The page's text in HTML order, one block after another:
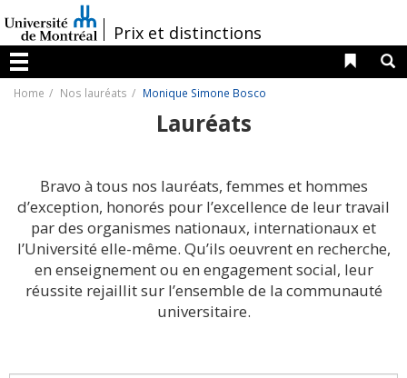
au
contenu
/Prix et distinctions
Menu
Liens
Home Nos lauréats Monique Simone Bosco
Lauréats
Bravo à tous nos lauréats, femmes et hommes
d’exception, honorés pour l’excellence de leur travail
par des organismes nationaux, internationaux et
l’Université elle-même. Qu’ils oeuvrent en recherche,
en enseignement ou en engagement social, leur
réussite rejaillit sur l’ensemble de la communauté
universitaire.